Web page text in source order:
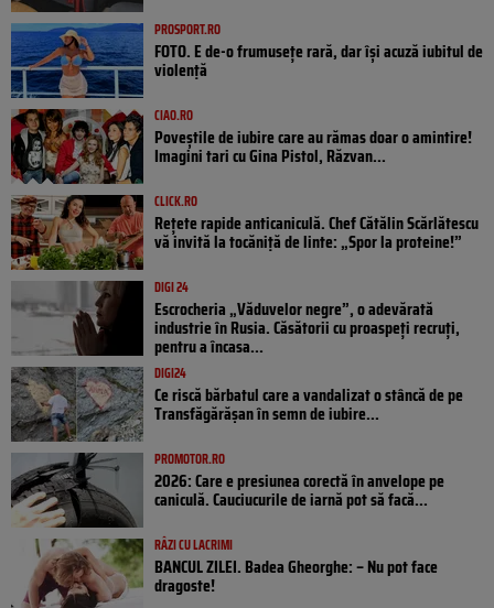
PROSPORT.RO
FOTO. E de-o frumusețe rară, dar își acuză iubitul de
violență
CIAO.RO
Poveştile de iubire care au rămas doar o amintire!
Imagini tari cu Gina Pistol, Răzvan...
CLICK.RO
Rețete rapide anticaniculă. Chef Cătălin Scărlătescu
vă invită la tocăniță de linte: „Spor la proteine!”
DIGI 24
Escrocheria „Văduvelor negre”, o adevărată
industrie în Rusia. Căsătorii cu proaspeți recruți,
pentru a încasa...
DIGI24
Ce riscă bărbatul care a vandalizat o stâncă de pe
Transfăgărășan în semn de iubire...
PROMOTOR.RO
2026: Care e presiunea corectă în anvelope pe
caniculă. Cauciucurile de iarnă pot să facă...
RÂZI CU LACRIMI
BANCUL ZILEI. Badea Gheorghe: – Nu pot face
dragoste!